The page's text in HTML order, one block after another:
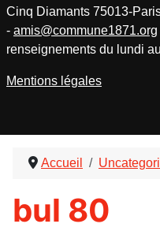
Accueil
bul 80
Cinq Diamants 75013-
- amis@commune1871.org
renseignements du lundi
Mentions légales